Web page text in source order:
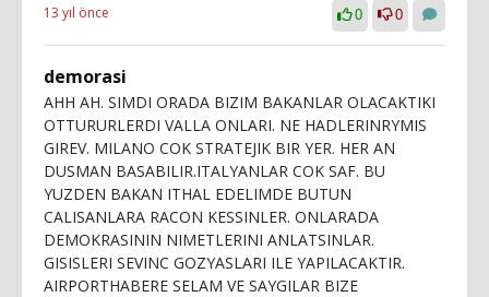
13 yıl önce 0 0
demorasi
AHH AH. SIMDI ORADA BIZIM BAKANLAR OLACAKTIKI
OTTURURLERDI VALLA ONLARI. NE HADLERINRYMIS
GIREV. MILANO COK STRATEJIK BIR YER. HER AN
DUSMAN BASABILIR.ITALYANLAR COK SAF. BU
YUZDEN BAKAN ITHAL EDELIMDE BUTUN
CALISANLARA RACON KESSINLER. ONLARADA
DEMOKRASININ NIMETLERINI ANLATSINLAR.
GISISLERI SEVINC GOZYASLARI ILE YAPILACAKTIR.
AIRPORTHABERE SELAM VE SAYGILAR BIZE